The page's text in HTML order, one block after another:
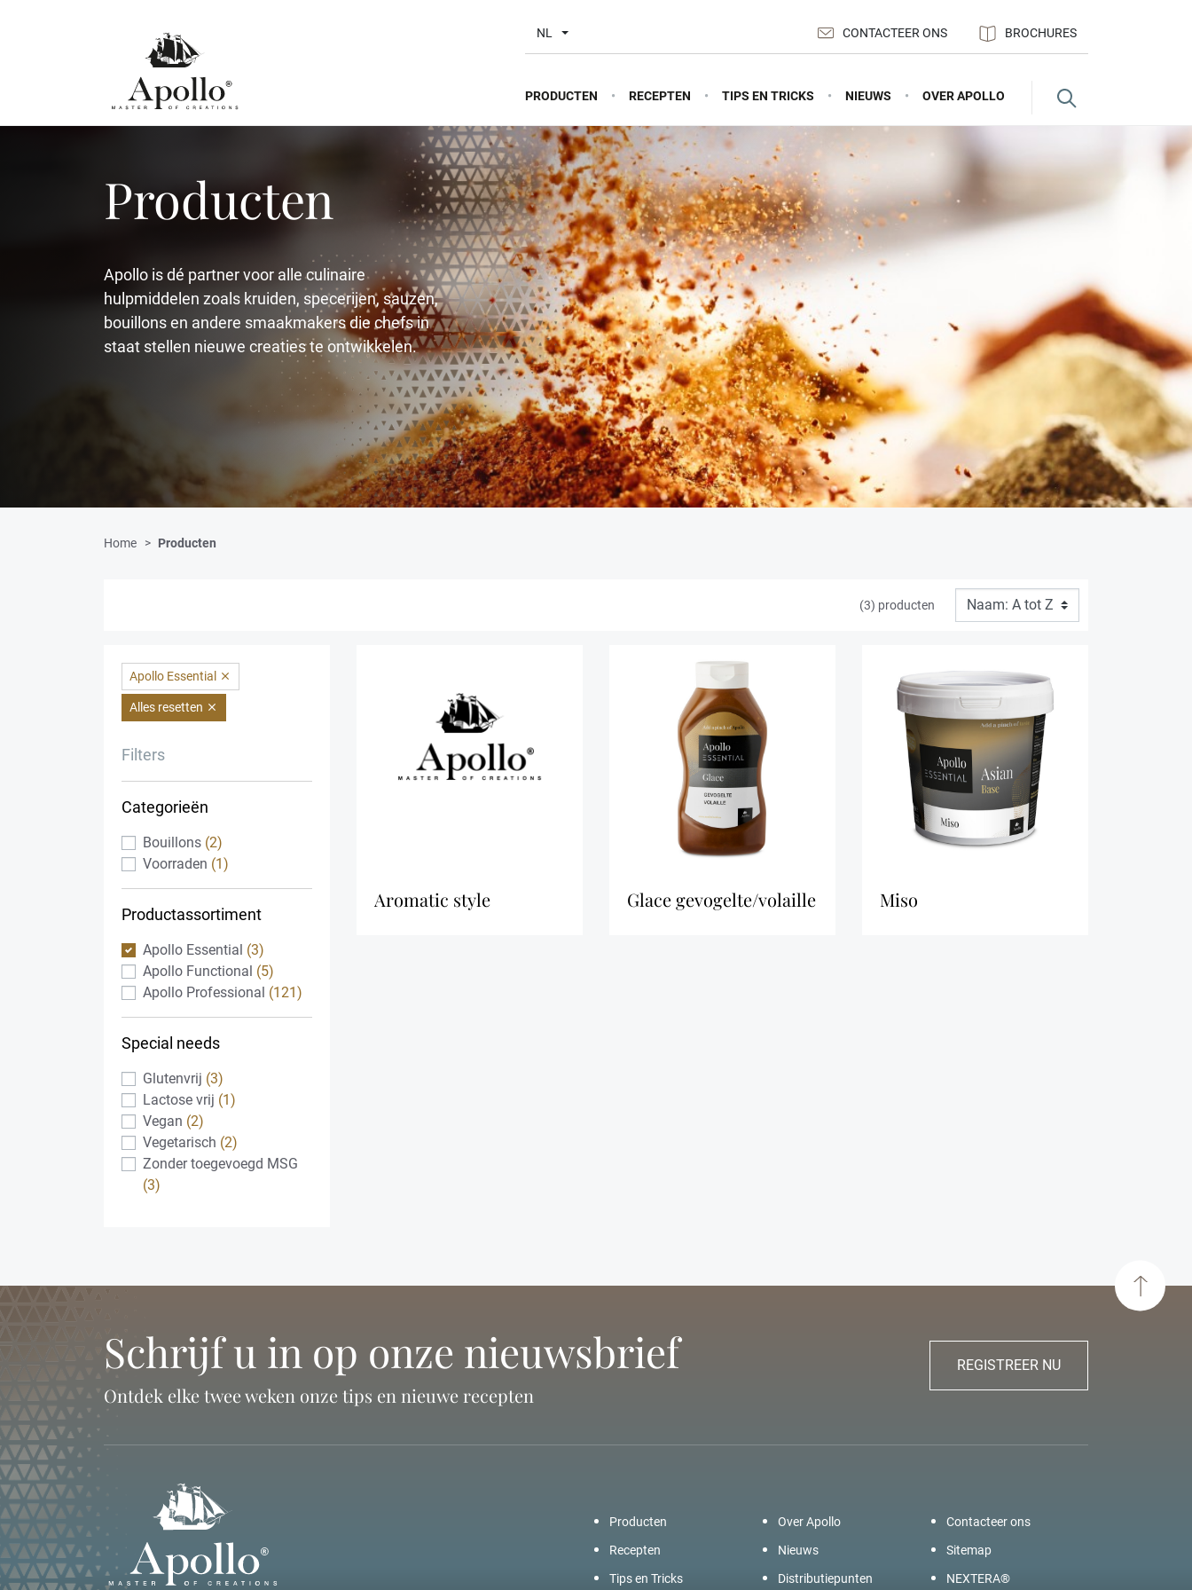
NL CONTACTEER ONS BROCHURES
PRODUCTEN RECEPTEN TIPS EN TRICKS NIEUWS OVER APOLLO
Producten
Apollo is dé partner voor alle culinaire
hulpmiddelen zoals kruiden, specerijen, sauzen,
bouillons en andere smaakmakers die chefs in
staat stellen nieuwe creaties te ontwikkelen.
Home Producten
(3) producten
Apollo Essential 
Alles resetten 
Filters
Categorieën
Bouillons (2)
Voorraden (1)
Productassortiment
Apollo Essential (3)
Apollo Functional (5)
Apollo Professional (121)
Special needs
Glutenvrij (3)
Lactose vrij (1)
Vegan (2)
Vegetarisch (2)
Zonder toegevoegd MSG
(3)
aromatic style glace gevogelte/volaille miso
Schrijf u in op onze nieuwsbrief
Ontdek elke twee weken onze tips en nieuwe recepten
REGISTREER NU
Producten
Recepten
Tips en Tricks
Over Apollo
Nieuws
Distributiepunten
Contacteer ons
Sitemap
NEXTERA®